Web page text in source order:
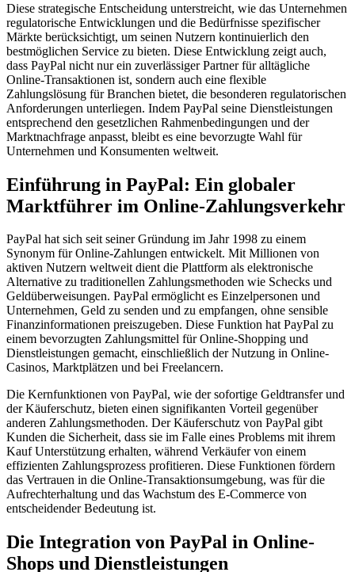
Diese strategische Entscheidung unterstreicht, wie das Unternehmen
regulatorische Entwicklungen und die Bedürfnisse spezifischer
Märkte berücksichtigt, um seinen Nutzern kontinuierlich den
bestmöglichen Service zu bieten. Diese Entwicklung zeigt auch,
dass PayPal nicht nur ein zuverlässiger Partner für alltägliche
Online-Transaktionen ist, sondern auch eine flexible
Zahlungslösung für Branchen bietet, die besonderen regulatorischen
Anforderungen unterliegen. Indem PayPal seine Dienstleistungen
entsprechend den gesetzlichen Rahmenbedingungen und der
Marktnachfrage anpasst, bleibt es eine bevorzugte Wahl für
Unternehmen und Konsumenten weltweit.
Einführung in PayPal: Ein globaler
Marktführer im Online-Zahlungsverkehr
PayPal hat sich seit seiner Gründung im Jahr 1998 zu einem
Synonym für Online-Zahlungen entwickelt. Mit Millionen von
aktiven Nutzern weltweit dient die Plattform als elektronische
Alternative zu traditionellen Zahlungsmethoden wie Schecks und
Geldüberweisungen. PayPal ermöglicht es Einzelpersonen und
Unternehmen, Geld zu senden und zu empfangen, ohne sensible
Finanzinformationen preiszugeben. Diese Funktion hat PayPal zu
einem bevorzugten Zahlungsmittel für Online-Shopping und
Dienstleistungen gemacht, einschließlich der Nutzung in Online-
Casinos, Marktplätzen und bei Freelancern.
Die Kernfunktionen von PayPal, wie der sofortige Geldtransfer und
der Käuferschutz, bieten einen signifikanten Vorteil gegenüber
anderen Zahlungsmethoden. Der Käuferschutz von PayPal gibt
Kunden die Sicherheit, dass sie im Falle eines Problems mit ihrem
Kauf Unterstützung erhalten, während Verkäufer von einem
effizienten Zahlungsprozess profitieren. Diese Funktionen fördern
das Vertrauen in die Online-Transaktionsumgebung, was für die
Aufrechterhaltung und das Wachstum des E-Commerce von
entscheidender Bedeutung ist.
Die Integration von PayPal in Online-
Shops und Dienstleistungen